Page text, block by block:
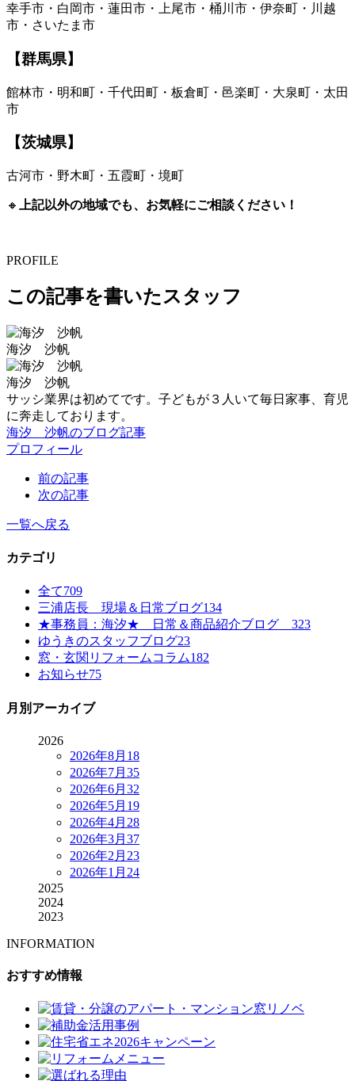
幸手市・白岡市・蓮田市・上尾市・桶川市・伊奈町・川越
市・さいたま市
【群馬県】
館林市・明和町・千代田町・板倉町・邑楽町・大泉町・太田
市
【茨城県】
古河市・野木町・五霞町・境町
🔸 上記以外の地域でも、お気軽にご相談ください！
PROFILE
この記事を書いたスタッフ
海汐 沙帆
海汐 沙帆
サッシ業界は初めてです。子どもが３人いて毎日家事、育児
に奔走しております。
海汐 沙帆のブログ記事
プロフィール
前の記事
次の記事
一覧へ戻る
カテゴリ
全て709
三浦店長 現場＆日常ブログ134
★事務員：海汐★ 日常＆商品紹介ブログ 323
ゆうきのスタッフブログ23
窓・玄関リフォームコラム182
お知らせ75
月別アーカイブ
2026
2026年8月 18
2026年7月 35
2026年6月 32
2026年5月 19
2026年4月 28
2026年3月 37
2026年2月 23
2026年1月 24
2025
2024
2023
INFORMATION
おすすめ情報